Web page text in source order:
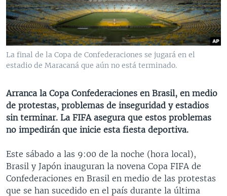
VENEZUELA
BRASIL
NICARAGUA
ECONOMÍA
ENTRETENIMIENTO Y CULTURA
TECNOLOGÍA
DEPORTES
MULTIMEDIA
VIDEOS
FOTOGRAFÍA
AUDIOS
PROGRAMAS TV
EL MUNDO AL DÍA
FORO INTERAMERICANO
PANORAMA
RADIO
AVANCE INFORMATIVO
BUENOS DÍAS AMÉRICA
ESTADOS UNIDOS AL DÍA
EL MUNDO AL DÍA [RADIO]
FORO [RADIO]
DEPORTIVO INTERNACIONAL
NOTA ECONÓMICA
DIRECT
Learning English
SÍGANOS
Idiomas
La final de la Copa de Confederaciones se jugará en el
estadio de Maracaná que aún no está terminado.
Arranca la Copa Confederaciones en Brasil, en medio
de protestas, problemas de inseguridad y estadios
sin terminar. La FIFA asegura que estos problemas
no impedirán que inicie esta fiesta deportiva.
Este sábado a las 9:00 de la noche (hora local),
Brasil y Japón inauguran la novena Copa FIFA de
Confederaciones en Brasil en medio de las protestas
que se han sucedido en el país durante la última